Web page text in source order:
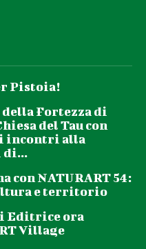
Pistoia!
Fortezza di
del Tau con
incontri alla
di...
con NATURART 54:
e territorio
Editrice ora
Village